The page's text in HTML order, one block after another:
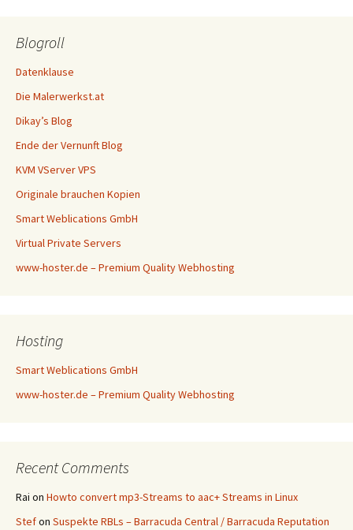
Blogroll
Datenklause
Die Malerwerkst.at
Dikay’s Blog
Ende der Vernunft Blog
KVM VServer VPS
Originale brauchen Kopien
Smart Weblications GmbH
Virtual Private Servers
www-hoster.de – Premium Quality Webhosting
Hosting
Smart Weblications GmbH
www-hoster.de – Premium Quality Webhosting
Recent Comments
Rai on Howto convert mp3-Streams to aac+ Streams in Linux
Stefon Suspekte RBLs – Barracuda Central / Barracuda Reputation